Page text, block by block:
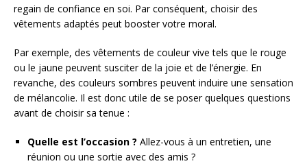
regain de confiance en soi. Par conséquent, choisir des
vêtements adaptés peut booster votre moral.
Par exemple, des vêtements de couleur vive tels que le rouge
ou le jaune peuvent susciter de la joie et de l’énergie. En
revanche, des couleurs sombres peuvent induire une sensation
de mélancolie. Il est donc utile de se poser quelques questions
avant de choisir sa tenue :
Quelle est l’occasion ? Allez-vous à un entretien, une
réunion ou une sortie avec des amis ?